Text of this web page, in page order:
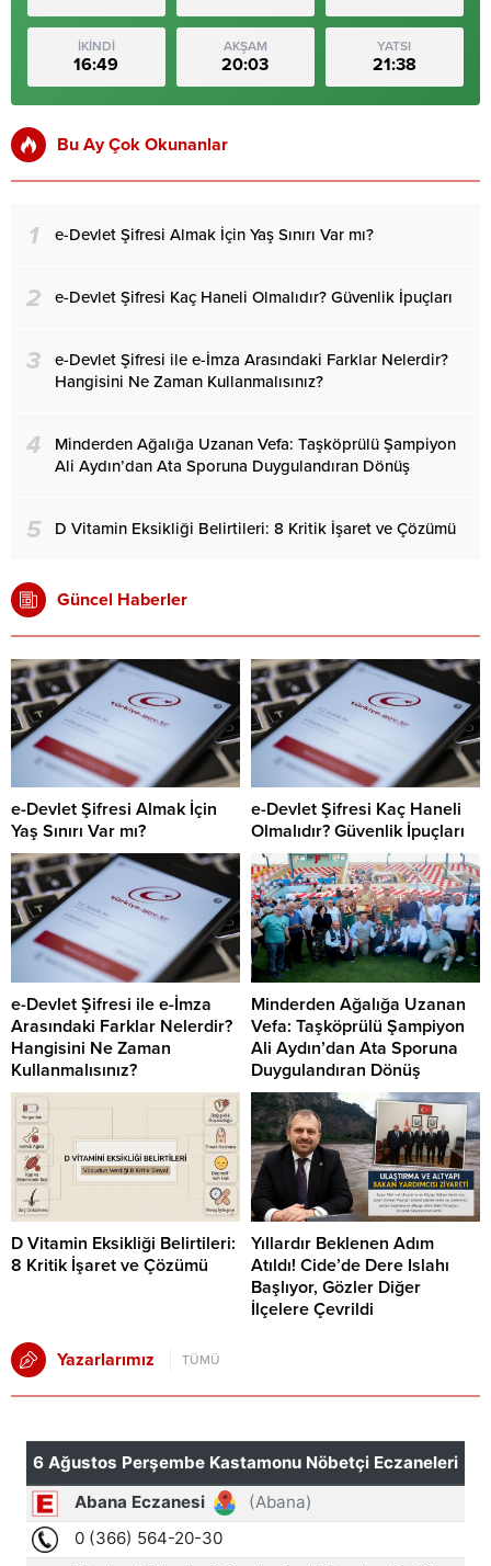
İKİNDİ
16:49
AKŞAM
20:03
YATSI
21:38
Bu Ay Çok Okunanlar
1 e-Devlet Şifresi Almak İçin Yaş Sınırı Var mı?
2 e-Devlet Şifresi Kaç Haneli Olmalıdır? Güvenlik İpuçları
3
e-Devlet Şifresi ile e-İmza Arasındaki Farklar Nelerdir?
Hangisini Ne Zaman Kullanmalısınız?
4
Minderden Ağalığa Uzanan Vefa: Taşköprülü Şampiyon
Ali Aydın’dan Ata Sporuna Duygulandıran Dönüş
5 D Vitamin Eksikliği Belirtileri: 8 Kritik İşaret ve Çözümü
Güncel Haberler
e-Devlet Şifresi Almak İçin
Yaş Sınırı Var mı?
e-Devlet Şifresi Kaç Haneli
Olmalıdır? Güvenlik İpuçları
e-Devlet Şifresi ile e-İmza
Arasındaki Farklar Nelerdir?
Hangisini Ne Zaman
Kullanmalısınız?
Minderden Ağalığa Uzanan
Vefa: Taşköprülü Şampiyon
Ali Aydın’dan Ata Sporuna
Duygulandıran Dönüş
D Vitamin Eksikliği Belirtileri:
8 Kritik İşaret ve Çözümü
Yıllardır Beklenen Adım
Atıldı! Cide’de Dere Islahı
Başlıyor, Gözler Diğer
İlçelere Çevrildi
Yazarlarımız TÜMÜ